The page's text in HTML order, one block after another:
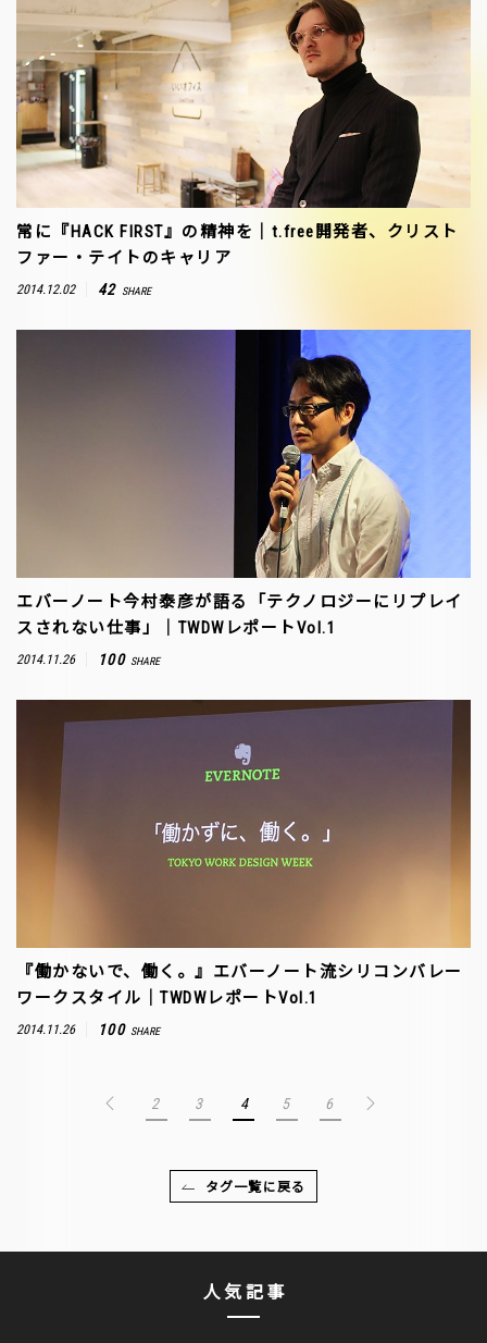
常に『HACK FIRST』の精神を｜t.free開発者、クリスト
ファー・テイトのキャリア
2014.12.02 42 SHARE
エバーノート今村泰彦が語る「テクノロジーにリプレイ
スされない仕事」｜TWDWレポートVol.1
2014.11.26 100 SHARE
『働かないで、働く。』エバーノート流シリコンバレー
ワークスタイル｜TWDWレポートVol.1
2014.11.26 100 SHARE
2 3 4 5 6
タグ一覧に戻る
人気記事